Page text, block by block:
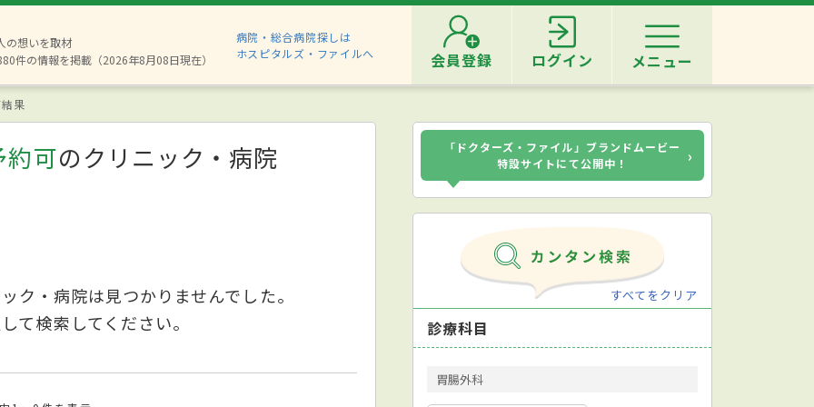
の想いを取材
件の情報を掲載（2026年8月08日現在）
病院・総合病院探しは
ホスピタルズ・ファイルへ
会員登録 ログイン メニュー
果
約可のクリニック・病院
ク・病院は見つかりませんでした。
て検索してください。
「ドクターズ・ファイル」ブランドムービー
特設サイトにて公開中！
›
すべてをクリア
診療科目
胃腸外科